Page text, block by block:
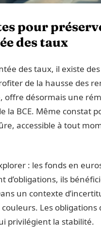
pour
des taux
des taux, il existe
de la hausse des
offre désormais une
la BCE. Même constat
accessible à tout
: les fonds en
d’obligations, ils
un contexte
Les obligations
privilégient la stabilité.